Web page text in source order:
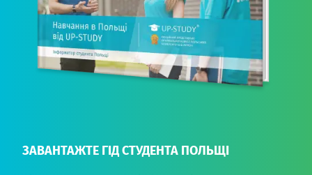
ЗАВАНТАЖТЕ ГІД СТУДЕНТА ПОЛЬЩІ